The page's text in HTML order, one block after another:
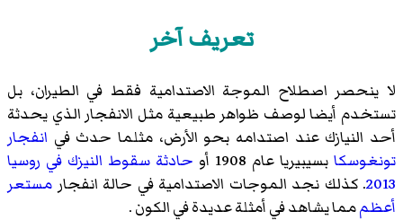
تعريف آخر
لا ينحصر اصطلاح الموجة الاصتدامية فقط في الطيران، بل
تستخدم أيضا لوصف ظواهر طبيعية مثل الانفجار الذي يحدثة
أحد النيازك عند اصتدامه بحو الأرض، مثلما حدث في انفجار
تونغوسكا بسيبيريا عام 1908 أو
حادثة سقوط النيزك في روسيا
2013. كذلك نجد الموجات الاصتدامية في حالة انفجار مستعر
أعظممما يشاهد في أمثلة عديدة في الكون .